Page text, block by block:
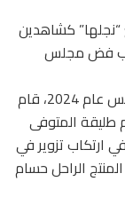
“نجلها” كشاهدين
فض مجلس
وكشفت التحقيقات أنه في غضون شهر أغسطس عام 2024، قام
10، وعلى رأسهم طليقة المتوفى
ارتكاب تزوير في
الراحل حسام